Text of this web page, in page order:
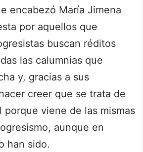
encabezó María Jimena
por aquellos que
buscan réditos
las calumnias que
y, gracias a sus
creer que se trata de
porque viene de las mismas
aunque en
han sido.